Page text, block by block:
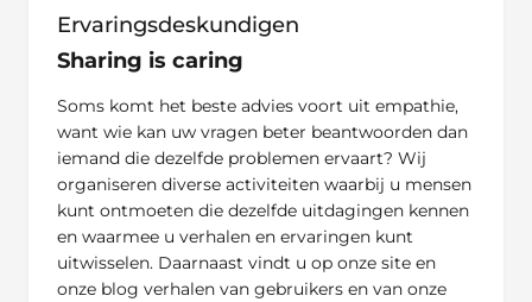
Ervaringsdeskundigen
Sharing is caring
Soms komt het beste advies voort uit empathie,
want wie kan uw vragen beter beantwoorden dan
iemand die dezelfde problemen ervaart? Wij
organiseren diverse activiteiten waarbij u mensen
kunt ontmoeten die dezelfde uitdagingen kennen
en waarmee u verhalen en ervaringen kunt
uitwisselen. Daarnaast vindt u op onze site en
onze blog verhalen van gebruikers en van onze